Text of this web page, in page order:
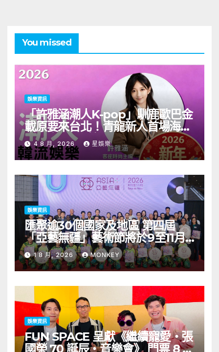
You missed
娛樂資訊
「許雅涵潮人K-pop」馴鹿歐巴金
載原要來台北！青龍新人首場海外
見面會8/9開搶
4 8 月, 2026 星娛樂
娛樂資訊
匯聚逾30個國家及地區 第四屆
「亞藝無疆」藝術節將於9至11月
舉行 開幕節目《三角演義》音樂會
演出陣容包括王雙駿夥拍恭碩良 聯
同來自蒙古的Uuhai、韓國的
KARDI和泰國的KIKI震懾舞台
1 8 月, 2026 MONKEY
娛樂資訊
FUN SPACE 呈獻《繼續寵愛・張
國榮 70 誕辰・音樂會》 門票 8 月